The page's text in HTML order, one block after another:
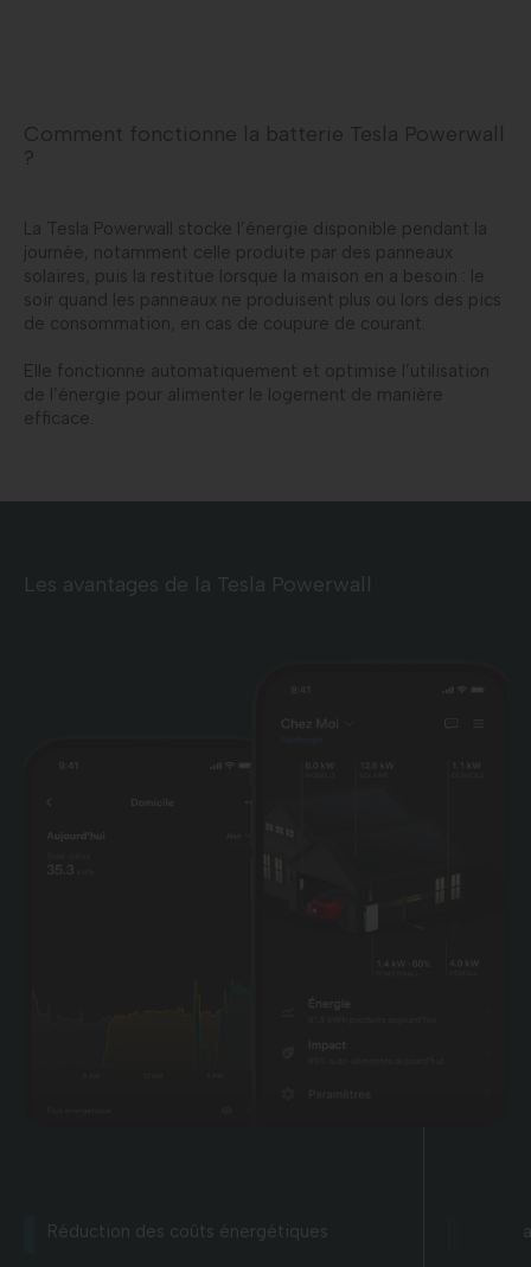
Comment fonctionne la batterie Tesla Powerwall
?
La Tesla Powerwall stocke l’énergie disponible pendant la
journée, notamment celle produite par des panneaux
solaires, puis la restitue lorsque la maison en a besoin : le
soir quand les panneaux ne produisent plus ou lors des pics
de consommation, en cas de coupure de courant.
Elle fonctionne automatiquement et optimise l’utilisation
de l’énergie pour alimenter le logement de manière
efficace.
Les avantages de la Tesla Powerwall
Réduction des coûts énergétiques Plus